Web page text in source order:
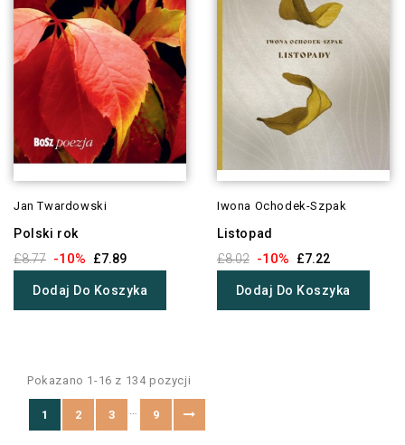
Jan Twardowski
Polski rok
£8.77 -10% £7.89
Dodaj Do Koszyka
Iwona Ochodek-Szpak
Listopad
£8.02 -10% £7.22
Dodaj Do Koszyka
Pokazano 1-16 z 134 pozycji
1 2 3 … 9